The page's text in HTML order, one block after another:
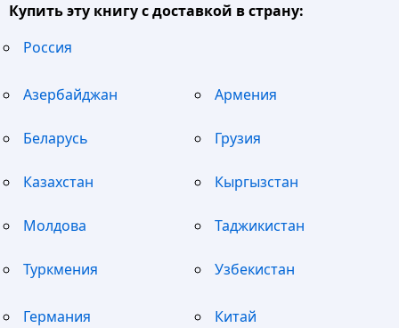
Купить эту книгу с доставкой в страну:
Россия
Азербайджан Армения
Беларусь Грузия
Казахстан Кыргызстан
Молдова Таджикистан
Туркмения Узбекистан
Германия Китай